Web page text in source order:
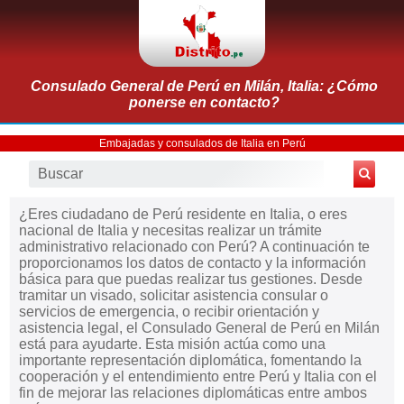
Consulado General de Perú en Milán, Italia: ¿Cómo
ponerse en contacto?
Embajadas y consulados de Italia en Perú
¿Eres ciudadano de Perú residente en Italia, o eres
nacional de Italia y necesitas realizar un trámite
administrativo relacionado con Perú? A continuación te
proporcionamos los datos de contacto y la información
básica para que puedas realizar tus gestiones. Desde
tramitar un visado, solicitar asistencia consular o
servicios de emergencia, o recibir orientación y
asistencia legal, el Consulado General de Perú en Milán
está para ayudarte. Esta misión actúa como una
importante representación diplomática, fomentando la
cooperación y el entendimiento entre Perú y Italia con el
fin de mejorar las relaciones diplomáticas entre ambos